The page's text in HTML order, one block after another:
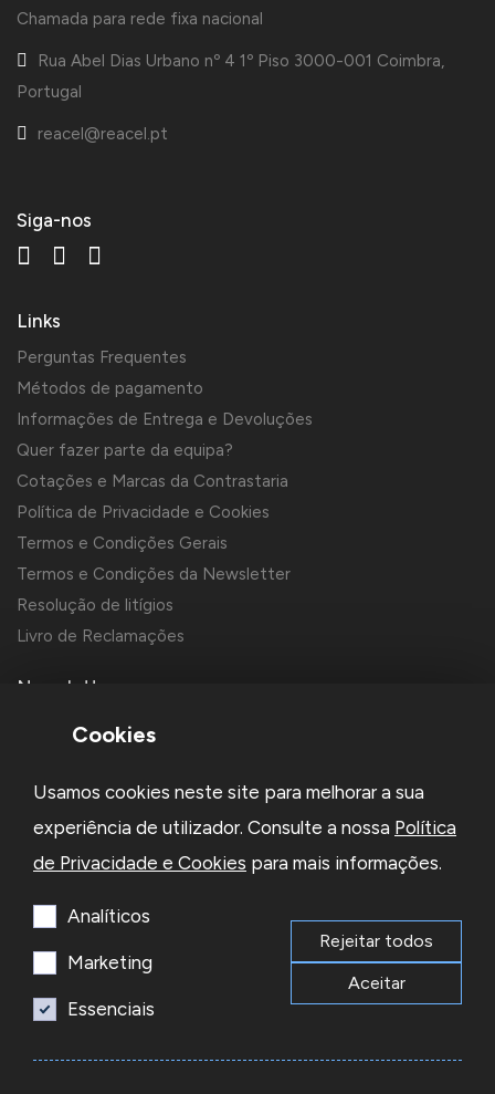
Chamada para rede fixa nacional
Rua Abel Dias Urbano nº 4 1º Piso 3000-001 Coimbra,
Portugal
reacel@reacel.pt
Siga-nos
Links
Perguntas Frequentes
Métodos de pagamento
Informações de Entrega e Devoluções
Quer fazer parte da equipa?
Cotações e Marcas da Contrastaria
Política de Privacidade e Cookies
Termos e Condições Gerais
Termos e Condições da Newsletter
Resolução de litígios
Livro de Reclamações
Newsletter
Li e aceito aPolítica de Privacidadee os Termos e Condições
Subscrever
© 2026 Reacel Todos os direitos reservados.
Cookies
Usamos cookies neste site para melhorar a sua
experiência de utilizador. Consulte a nossa Política
de Privacidade e Cookies para mais informações.
Analíticos
Marketing
Essenciais
Rejeitar todos
Aceitar